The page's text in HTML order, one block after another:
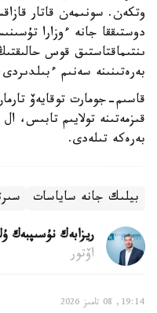
وتكەن. سونىمەن قاتار
دوستىققا جانە ءوزارا
ىنتىماقتاستىق قوس
بەرەتىنىنە سەنىم
قاسىم-جومارت توقايەۆ
قىزمەتىنە تولايىم تابىس،
بەرەكە تىلەدى.
بيلىك جانە ساياسات
ريزابەك نۇسىپبەك
اۆتور
19:14, 08 تامىز 2026